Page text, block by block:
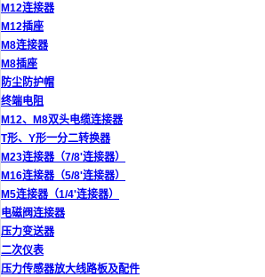
M12连接器
M12插座
M8连接器
M8插座
防尘防护帽
终端电阻
M12、M8双头电缆连接器
T形、Y形一分二转换器
M23连接器（7/8'连接器）
M16连接器（5/8'连接器）
M5连接器（1/4'连接器）
电磁阀连接器
压力变送器
二次仪表
压力传感器放大线路板及配件